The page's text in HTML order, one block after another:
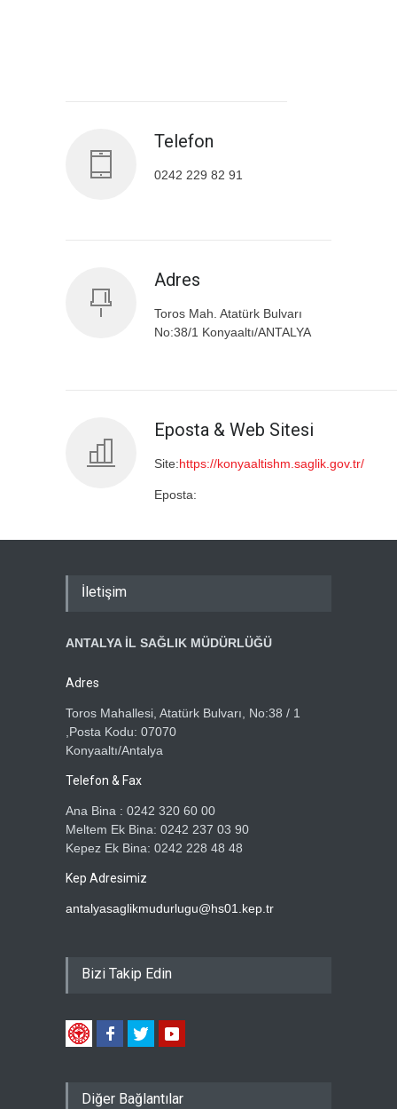
Telefon
0242 229 82 91
Adres
Toros Mah. Atatürk Bulvarı
No:38/1 Konyaaltı/ANTALYA
Eposta & Web Sitesi
Site:https://konyaaltishm.saglik.gov.tr/
Eposta:
İletişim
ANTALYA İL SAĞLIK MÜDÜRLÜĞÜ
Adres
Toros Mahallesi, Atatürk Bulvarı, No:38 / 1
,Posta Kodu: 07070
Konyaaltı/Antalya
Telefon & Fax
Ana Bina : 0242 320 60 00
Meltem Ek Bina: 0242 237 03 90
Kepez Ek Bina: 0242 228 48 48
Kep Adresimiz
antalyasaglikmudurlugu@hs01.kep.tr
Bizi Takip Edin
Diğer Bağlantılar